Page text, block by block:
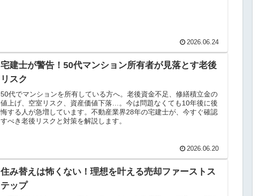
2026.06.24
宅建士が警告！50代マンション所有者が見落とす老後
リスク
50代でマンションを所有している方へ。老後資金不足、修繕積立金の
値上げ、空室リスク、資産価値下落…。今は問題なくても10年後に後
悔する人が急増しています。不動産業界28年の宅建士が、今すぐ確認
すべき老後リスクと対策を解説します。
2026.06.20
住み替えは怖くない！理想を叶える売却ファーストス
テップ